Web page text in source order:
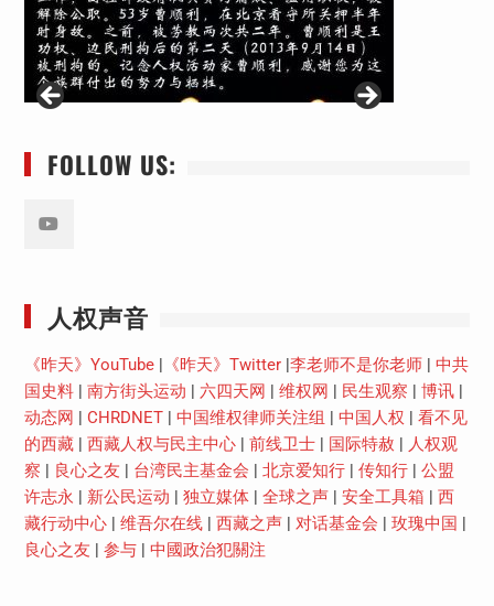
FOLLOW US:
人权声音
《昨天》YouTube| 《昨天》Twitter| 李老师不是你老师| 中共
国史料| 南方街头运动 六四天网 维权网 民生观察 博讯|
动态网
CHRDNET| 中国维权律师关注组 中国人权
看不见
的西藏| 西藏人权与民主中心| 前线卫士| 国际特赦
人权观
察
良心之友 台湾民主基金会 北京爱知行| 传知行| 公盟
许志永
新公民运动 独立媒体| 全球之声| 安全工具箱
西
藏行动中心| 维吾尔在线| 西藏之声| 对话基金会 玫瑰中国
良心之友
参与| 中國政治犯關注